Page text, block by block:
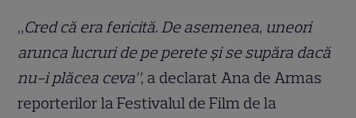
„Cred că era fericită. De asemenea, uneori
arunca lucruri de pe perete și se supăra dacă
nu-i plăcea ceva”, a declarat Ana de Armas
reporterilor la Festivalul de Film de la